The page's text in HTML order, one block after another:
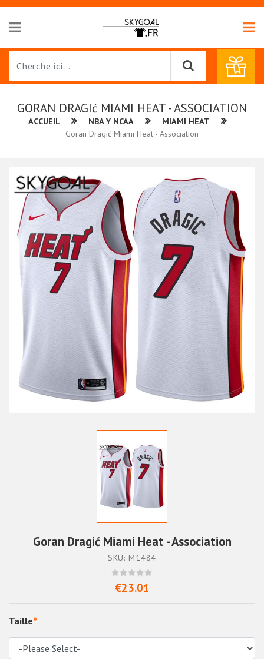
GORAN DRAGIć MIAMI HEAT - ASSOCIATION
ACCUEIL NBA Y NCAA
MIAMI HEAT
Goran Dragić Miami Heat - Association
Goran Dragić Miami Heat - Association
SKU: M1484
€23.01
Taille*